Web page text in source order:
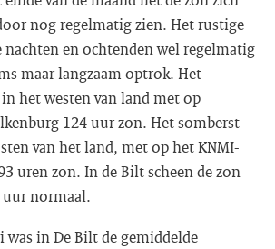
nog regelmatig zien. Het rustige
nachten en ochtenden wel regelmatig
maar langzaam optrok. Het
het westen van land met op
124 uur zon. Het somberst
van het land, met op het KNMI-
uren zon. In de Bilt scheen de zon
uur normaal.
was in De Bilt de gemiddelde